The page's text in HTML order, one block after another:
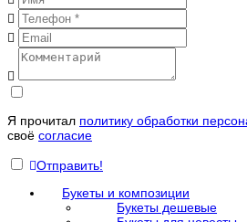
Я прочитал политику обработки
своё согласие
Отправить!
Букеты и композиции
Букеты дешевые